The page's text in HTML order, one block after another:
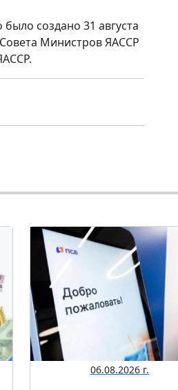
создано 31 августа
Министров ЯАССР
06.08.2026 г.